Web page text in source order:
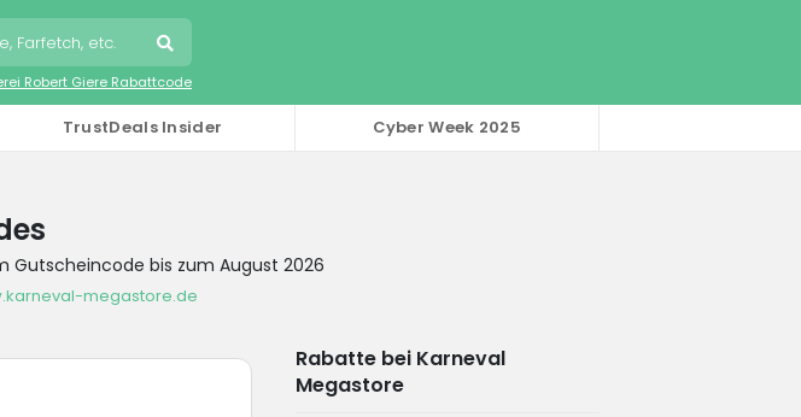
Robert Giere Rabattcode
TrustDeals Insider Cyber Week 2025
Gutscheincode bis zum August 2026
megastore.de
Rabatte bei Karneval
Megastore